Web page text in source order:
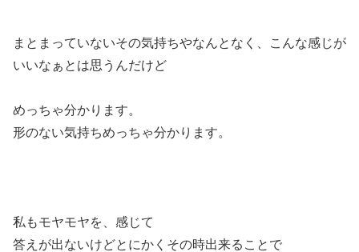
まとまっていないその気持ちやなんとなく、こんな感じが
いいなぁとは思うんだけど
めっちゃ分かります。
形のない気持ちめっちゃ分かります。
私もモヤモヤを、感じて
答えが出ないけどとにかくその時出来ることで